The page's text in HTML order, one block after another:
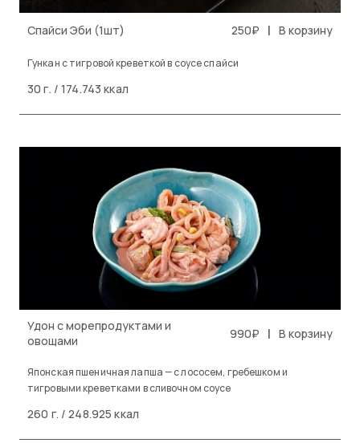
Спайси Эби (1шт) 250₽ | В корзину
Гункан с тигровой креветкой в соусе спайси
30 г. / 174.743 ккал
Удон с морепродуктами и
овощами
990₽ | В корзину
Японская пшеничная лапша — с лососем, гребешком и
тигровыми креветками в сливочном соусе
260 г. / 248.925 ккал